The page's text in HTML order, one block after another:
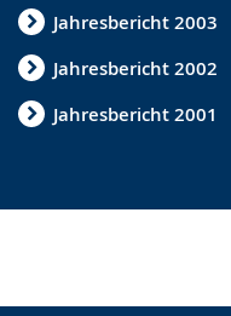
Jahresbericht 2003
Jahresbericht 2002
Jahresbericht 2001
e
i
g